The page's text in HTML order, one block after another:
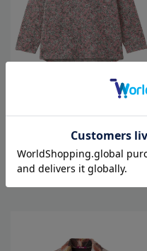
ングファスナーＴシャツ／婦人用／
レディース／高齢者／シニア／後ろ
長め／名前が書ける／名前記入欄付